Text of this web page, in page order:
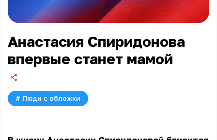
Анастасия Спиридонова
впервые станет мамой
# Люди с обложки